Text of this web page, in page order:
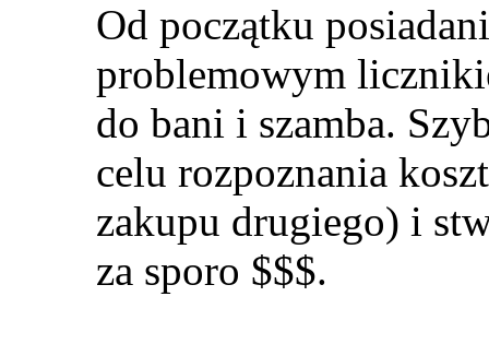
Od początku
problemowym
do bani i szamba.
celu rozpoznania
zakupu drugiego) i
za sporo $$$.